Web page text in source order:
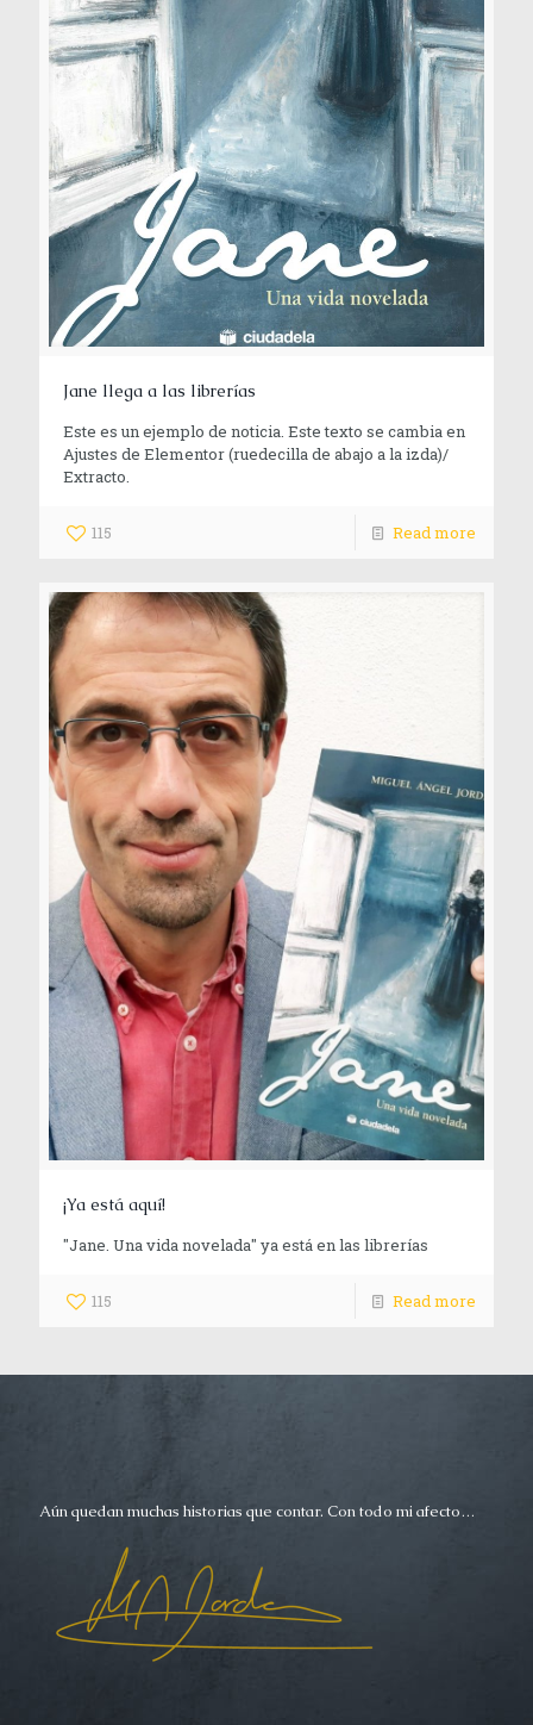
Jane llega a las librerías
Este es un ejemplo de noticia. Este texto se cambia en
Ajustes de Elementor (ruedecilla de abajo a la izda)/
Extracto.
115 Read more
¡Ya está aquí!
"Jane. Una vida novelada" ya está en las librerías
115 Read more
Aún quedan muchas historias que contar. Con todo mi afecto…